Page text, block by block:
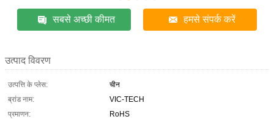
सबसे अच्छी कीमत हमसे संपर्क करें
उत्पाद विवरण
उत्पत्ति के प्लेस:
चीन
ब्रांड नाम:
VIC-TECH
प्रमाणन:
RoHS